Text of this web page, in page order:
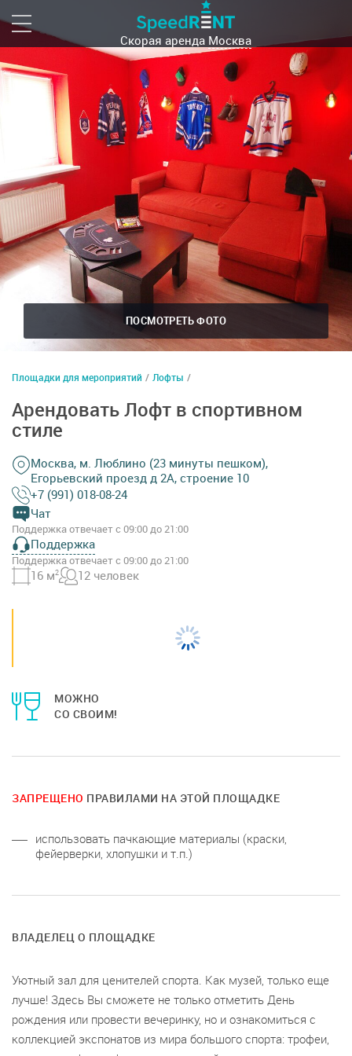
Скорая аренда Москва
ПОСМОТРЕТЬ ФОТО
Площадки для мероприятий / Лофты /
Арендовать Лофт в спортивном
стиле
Москва, м. Люблино (23 минуты пешком),
Егорьевский проезд д 2А, строение 10
+7 (991) 018-08-24
Чат
Поддержка отвечает с 09:00 до 21:00
Поддержка
Поддержка отвечает с 09:00 до 21:00
16 м2 12 человек
МОЖНО
СО СВОИМ!
ЗАПРЕЩЕНО ПРАВИЛАМИ НА ЭТОЙ ПЛОЩАДКЕ
использовать пачкающие материалы (краски,
фейерверки, хлопушки и т.п.)
ВЛАДЕЛЕЦ О ПЛОЩАДКЕ
Уютный зал для ценителей спорта. Как музей, только еще
лучше! Здесь Вы сможете не только отметить День
рождения или провести вечеринку, но и ознакомиться с
коллекцией экспонатов из мира большого спорта: трофеи,